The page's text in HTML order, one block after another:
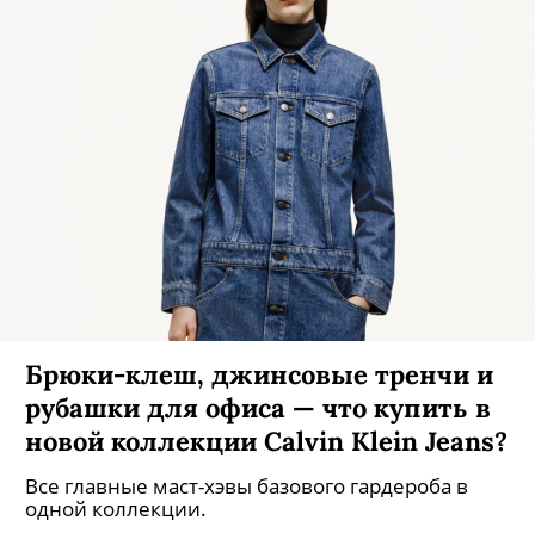
Брюки-клеш, джинсовые тренчи и
рубашки для офиса — что купить в
новой коллекции Calvin Klein Jeans?
Все главные маст-хэвы базового гардероба в
одной коллекции.